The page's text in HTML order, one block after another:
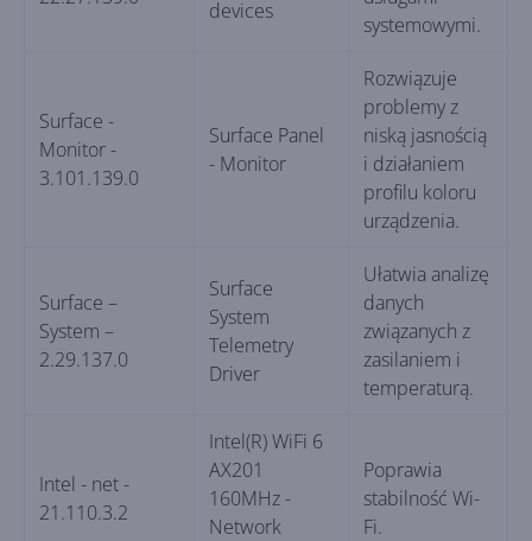
devices
systemowymi.
Surface -
Monitor -
3.101.139.0
Surface Panel
- Monitor
Rozwiązuje
problemy z
niską jasnością
i działaniem
profilu koloru
urządzenia.
Surface –
System –
2.29.137.0
Surface
System
Telemetry
Driver
Ułatwia analizę
danych
związanych z
zasilaniem i
temperaturą.
Intel - net -
21.110.3.2
Intel(R) WiFi 6
AX201
160MHz -
Network
Poprawia
stabilność Wi-
Fi.